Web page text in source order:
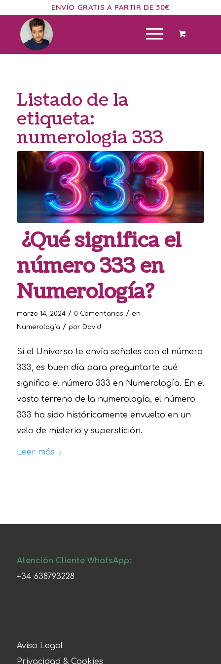
ENVÍO GRATIS A PARTIR DE 30€
Listado de la
etiqueta:
numerologia 333
¿Qué significa el
número 333 en
Numerología?
marzo 14, 2024 / 0 Comentarios / en
Numerología / por David
Si el Universo te envía señales con el número
333, es buen día para preguntarte qué
significa el número 333 en Numerología. En el
vasto terreno de la numerología, el número
333 ha sido históricamente envuelto en un
velo de misterio y superstición.
Leer más
Atención Cliente WhatsApp:
+34 638793228
Aviso Legal
Privacidad & Cookies